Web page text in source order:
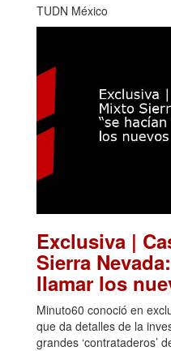
TUDN México
Exclusiva |
Sierra
llamar los
Minuto60 conoció en
que da detalles de la
grandes ‘contrataderos’